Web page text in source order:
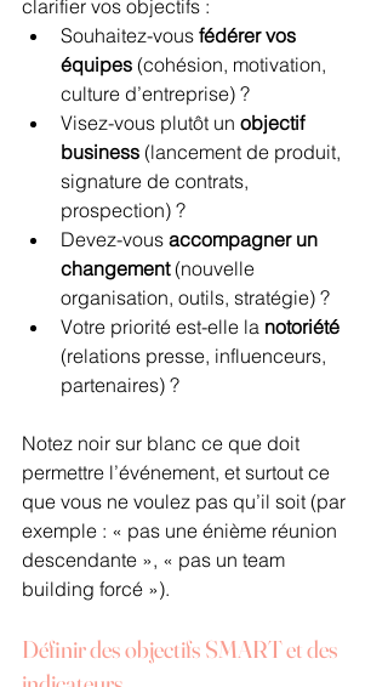
clarifier vos objectifs :
Souhaitez-vous fédérer vos
équipes (cohésion, motivation,
culture d’entreprise) ?
Visez-vous plutôt un objectif
business (lancement de produit,
signature de contrats,
prospection) ?
Devez-vous accompagner un
changement (nouvelle
organisation, outils, stratégie) ?
Votre priorité est-elle la notoriété
(relations presse, influenceurs,
partenaires) ?
Notez noir sur blanc ce que doit
permettre l’événement, et surtout ce
que vous ne voulez pas qu’il soit (par
exemple : « pas une énième réunion
descendante », « pas un team
building forcé »).
Définir des objectifs SMART et des